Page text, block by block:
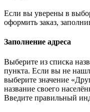
Если вы уверены в
оформить заказ,
Заполнение адреса
Выберите из списка
пункта. Если вы не
выберите значение
название своего
Введите правильный